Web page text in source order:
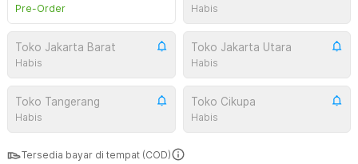
Pre-Order Habis
Toko Jakarta Barat
Habis
Toko Jakarta Utara
Habis
Toko Tangerang
Habis
Toko Cikupa
Habis
Tersedia bayar di tempat (COD)